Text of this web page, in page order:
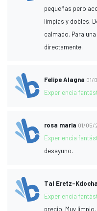
pequeñas pero
limpias y dobles.
calmado. Para
directamente.
Felipe Alagna 01/
Experiencia
rosa maria 01/05/
Experiencia
desayuno.
Tal Eretz-Kdocha
Experiencia
precio. Muy